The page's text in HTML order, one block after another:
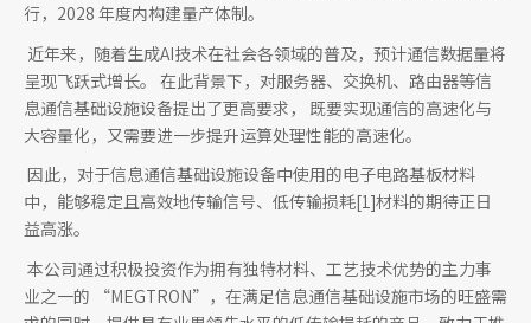
行，2028 年度内构建量产体制。
近年来，随着生成AI技术在社会各领域的普及，预计通信数据量将
呈现飞跃式增长。 在此背景下，对服务器、交换机、路由器等信
息通信基础设施设备提出了更高要求， 既要实现通信的高速化与
大容量化，又需要进一步提升运算处理性能的高速化。
因此，对于信息通信基础设施设备中使用的电子电路基板材料
中，能够稳定且高效地传输信号、低传输损耗[1]材料的期待正日
益高涨。
本公司通过积极投资作为拥有独特材料、工艺技术优势的主力事
业之一的 “MEGTRON”，在满足信息通信基础设施市场的旺盛需